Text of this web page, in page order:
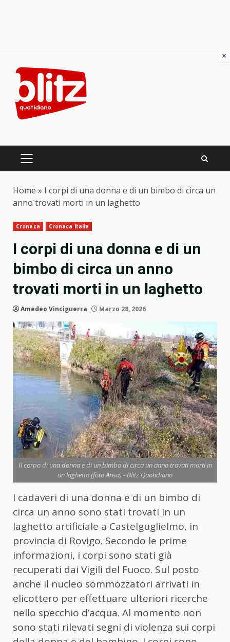
content
PRIMARY
Home » I corpi di una donna e di un bimbo di circa un
anno trovati morti in un laghetto
Cronaca Cronaca Italia
I corpi di una donna e di un
bimbo di circa un anno
trovati morti in un laghetto
Amedeo Vinciguerra Marzo 28, 2026
Il corpo di una donna e di un bimbo di circa un anno trovati morti in
un laghetto (foto Ansa) - Blitz Quotidiano
I cadaveri di una donna e di un bimbo di
circa un anno sono stati trovati in un
laghetto artificiale a Castelguglielmo, in
provincia di Rovigo. Secondo le prime
informazioni, i corpi sono stati già
recuperati dai Vigili del Fuoco. Sul posto
anche il nucleo sommozzatori arrivati in
elicottero per effettuare ulteriori ricerche
nello specchio d’acqua. Al momento non
sono stati rilevati segni di violenza sui corpi
×